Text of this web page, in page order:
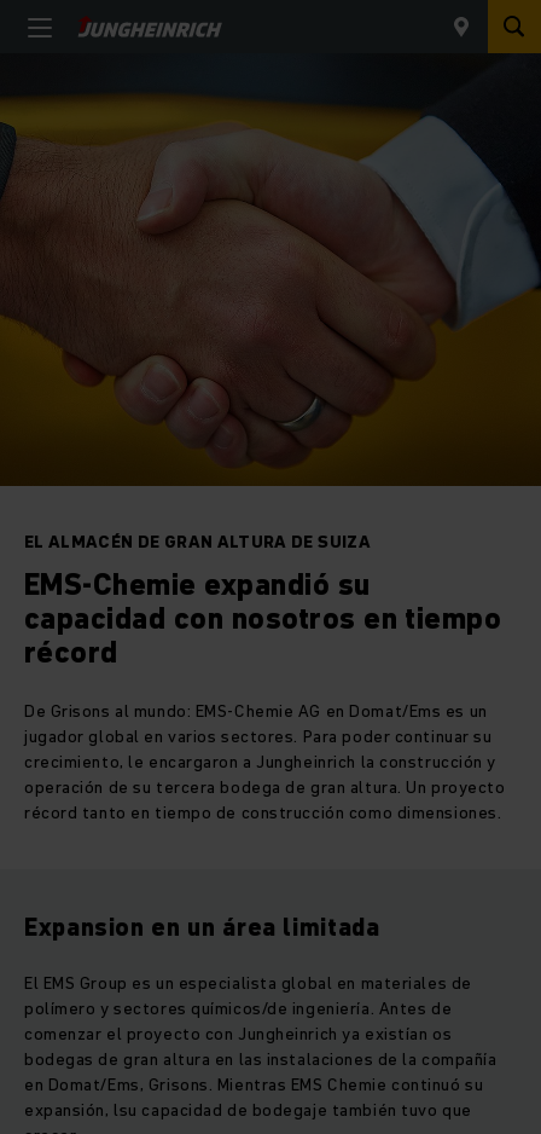
EL ALMACÉN DE GRAN ALTURA DE SUIZA
EMS-Chemie expandió su
capacidad con nosotros en tiempo
récord
De Grisons al mundo: EMS-Chemie AG en Domat/Ems es un
jugador global en varios sectores. Para poder continuar su
crecimiento, le encargaron a Jungheinrich la construcción y
operación de su tercera bodega de gran altura. Un proyecto
récord tanto en tiempo de construcción como dimensiones.
Expansion en un área limitada
El EMS Group es un especialista global en materiales de
polímero y sectores químicos/de ingeniería. Antes de
comenzar el proyecto con Jungheinrich ya existían os
bodegas de gran altura en las instalaciones de la compañía
en Domat/Ems, Grisons. Mientras EMS Chemie continuó su
expansión, lsu capacidad de bodegaje también tuvo que